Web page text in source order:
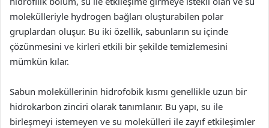
molekülleriyle hydrogen bağları oluşturabilen polar
gruplardan oluşur. Bu iki özellik, sabunların su içinde
çözünmesini ve kirleri etkili bir şekilde temizlemesini
mümkün kılar.
Sabun moleküllerinin hidrofobik kısmı genellikle uzun bir
hidrokarbon zinciri olarak tanımlanır. Bu yapı, su ile
birleşmeyi istemeyen ve su molekülleri ile zayıf etkileşimler